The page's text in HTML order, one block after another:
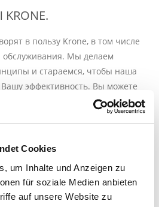
Cookies
um Inhalte und Anzeigen zu
für soziale Medien anbieten
auf unsere Website zu
в пользу Krone, в том числе
обслуживания. Мы делаем
и стараемся, чтобы наша
эффективность. Вы можете
стоимости– На
покрытие с последующим
покрытия, в том числе
Так шасси приобретает блеск,
к ударам камней и